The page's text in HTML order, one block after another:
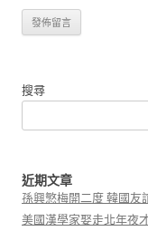
搜尋
近期文章
孫興慜梅開二度 韓國友
美國漢學家娶走北年夜